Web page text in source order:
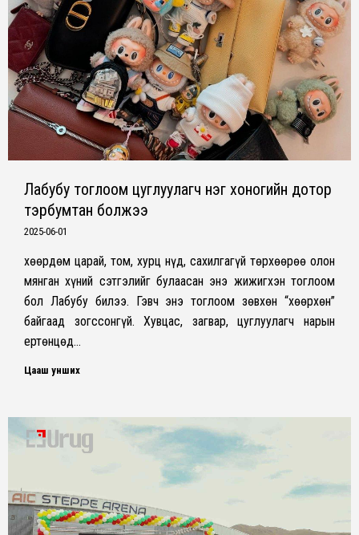
Лабубу тоглоом цуглуулагч нэг хоногийн дотор
тэрбумтан болжээ
2025-06-01
Өхөөрдөм царай, том, хурц нүд, сахилгагүй төрхөөрөө олон
мянган хүний сэтгэлийг булаасан энэ жижигхэн тоглоом
бол Лабубу билээ. Гэвч энэ тоглоом зөвхөн “хөөрхөн”
байгаад зогссонгүй. Хувцас, загвар, цуглуулагч нарын
ертөнцөд…
Цааш унших